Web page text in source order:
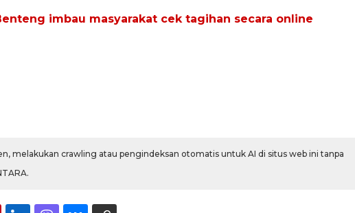
imbau masyarakat cek tagihan secara online
melakukan crawling atau pengindeksan otomatis untuk AI di situs web ini tanpa